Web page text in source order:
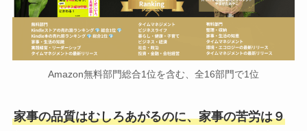
Amazon無料部門総合1位を含む、全16部門で1位
家事の品質はむしろあがるのに、家事の苦労は９